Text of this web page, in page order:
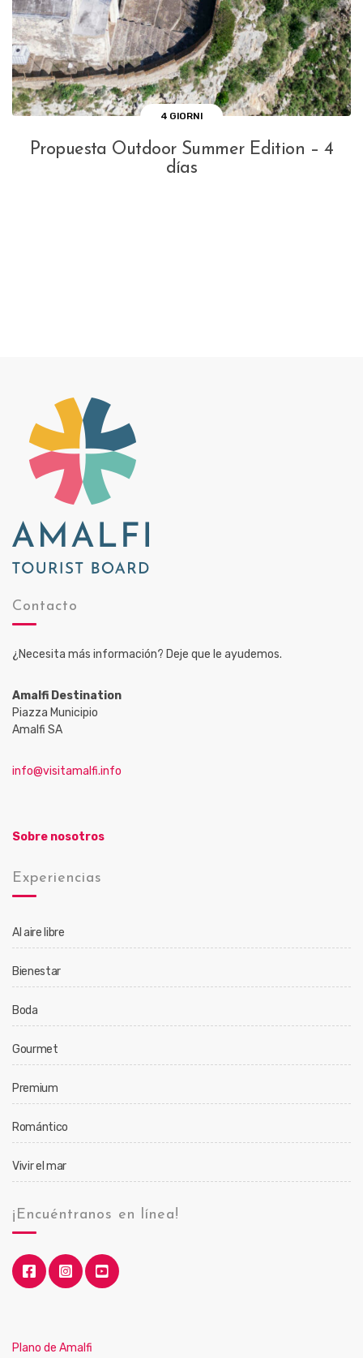
4 GIORNI
Propuesta Outdoor Summer Edition – 4
días
Contacto
¿Necesita más información? Deje que le ayudemos.
Amalfi Destination
Piazza Municipio
Amalfi SA
info@visitamalfi.info
Sobre nosotros
Experiencias
Al aire libre
Bienestar
Boda
Gourmet
Premium
Romántico
Vivir el mar
¡Encuéntranos en línea!
Plano de Amalfi